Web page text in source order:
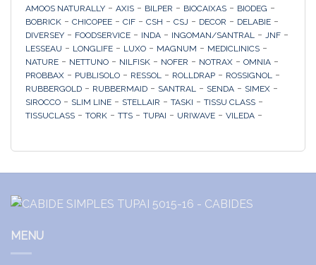
AMOOS NATURALLY - AXIS - BILPER - BIOCAIXAS - BIODEG -
BOBRICK - CHICOPEE - CIF - CSH - CSJ - DECOR - DELABIE -
DIVERSEY - FOODSERVICE - INDA - INGOMAN/SANTRAL - JNF -
LESSEAU - LONGLIFE - LUXO - MAGNUM - MEDICLINICS -
NATURE - NETTUNO - NILFISK - NOFER - NOTRAX - OMNIA -
PROBBAX - PUBLISOLO - RESSOL - ROLLDRAP - ROSSIGNOL -
RUBBERGOLD - RUBBERMAID - SANTRAL - SENDA - SIMEX -
SIROCCO - SLIM LINE - STELLAIR - TASKI - TISSU CLASS -
TISSUCLASS - TORK - TTS - TUPAI - URIWAVE - VILEDA -
MENU